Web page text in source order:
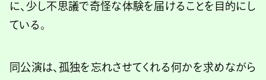
に、少し不思議で奇怪な体験を届けることを目的にし
ている。
同公演は、孤独を忘れさせてくれる何かを求めながら